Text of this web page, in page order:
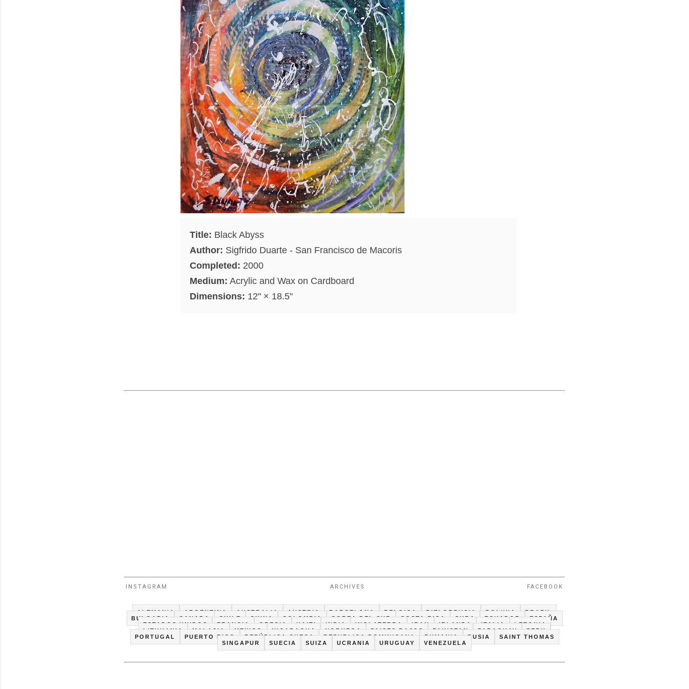
Title: Black Abyss
Author: Sigfrido Duarte - San Francisco de Macoris
Completed: 2000
Medium: Acrylic and Wax on Cardboard
Dimensions: 12" × 18.5"
INSTAGRAM ARCHIVES FACEBOOK
ALEMANIA ARGENTINA AUSTRALIA AUSTRIA BARCELONA BELGICA BIELORRUSIA BOLIVIA
BRAZIL
BULGARIA
CANADA CHILE CHINA COLOMBIA COREA DEL SUR COSTA RICA CUBA ECUADOR
ESPAÑA
ESTADOS UNIDOS
FRANCIA GRECIA HAITI INDIA INGLATERRA IRAN IRLANDA ITALIA
LETONIA
LITHUANIA
MALASIA MEXICO NICARAGUA NORUEGA PAISES BAJOS PAKISTAN PARAGUAY
PERU
PORTUGAL
PUERTO RICO REPÚBLICA CHECA REPUBLICA DOMINICANA RUMANIA RUSIA
SAINT THOMAS
SINGAPUR
SUECIA SUIZA UCRANIA URUGUAY VENEZUELA